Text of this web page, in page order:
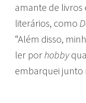
amante de livros
literários, como
“Além disso,
ler por hobby
embarquei junto